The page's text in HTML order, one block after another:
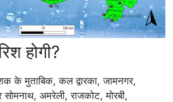
होगी?
के मुताबिक, कल द्वारका, जामनगर,
सोमनाथ, अमरेली, राजकोट, मोरबी,